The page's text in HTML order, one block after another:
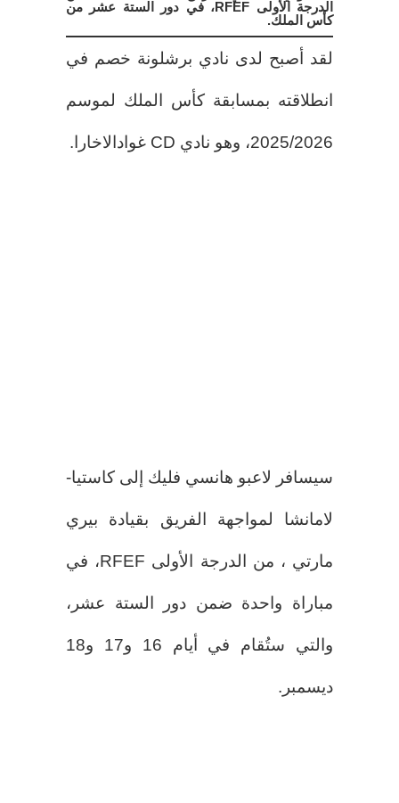
الدرجة الأولى RFEF، في دور الستة عشر من
كأس الملك.
لقد أصبح لدى نادي برشلونة خصم في
انطلاقته بمسابقة كأس الملك لموسم
2025/2026، وهو نادي CD غوادالاخارا.
سيسافر لاعبو هانسي فليك إلى كاستيا-
لامانشا لمواجهة الفريق بقيادة بيري
مارتي ، من الدرجة الأولى RFEF، في
مباراة واحدة ضمن دور الستة عشر،
والتي ستُقام في أيام 16 و17 و18
ديسمبر.